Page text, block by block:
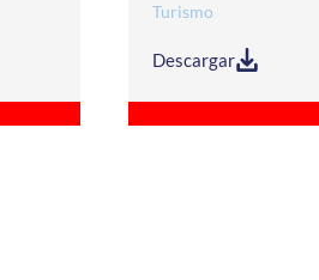
Turismo
Descargar